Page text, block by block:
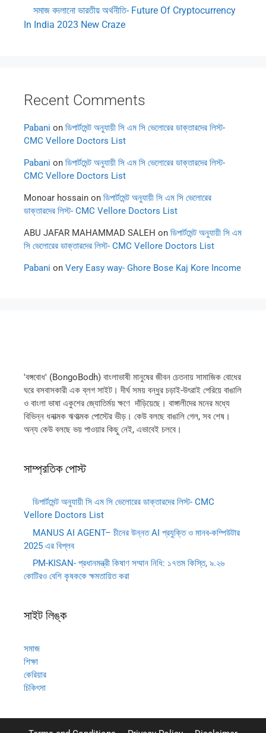
সমাজ বদলানো ভারতীয় অর্থনীতি- Future Of Cryptocurrency
In India 2023 New Craze
Recent Comments
Pabani on ডিপার্টমেন্ট অনুযায়ী সি এম সি ভেলোরের ডাক্তারদের লিস্ট-
CMC Vellore Doctors List
Pabani on ডিপার্টমেন্ট অনুযায়ী সি এম সি ভেলোরের ডাক্তারদের লিস্ট-
CMC Vellore Doctors List
Monoar hossain on ডিপার্টমেন্ট অনুযায়ী সি এম সি ভেলোরের
ডাক্তারদের লিস্ট- CMC Vellore Doctors List
ABU JAFAR MAHAMMAD SALEH on ডিপার্টমেন্ট অনুযায়ী সি এম
সি ভেলোরের ডাক্তারদের লিস্ট- CMC Vellore Doctors List
Pabani on Very Easy way- Ghore Bose Kaj Kore Income
'বঙ্গবোধ' (BongoBodh) বাংলাভাষী মানুষের জীবন চেতনায় সামাজিক বোধের
ঘরে বসবাসকারী এক ব্লগ সাইট। দীর্ঘ সময় বন্ধুর চড়াই-উৎরাই পেরিয়ে বাঙালি
ও বাংলা ভাষা একুশের জ্যোতির্ময় ক্ষণে দাঁড়িয়েছে। বাঙ্গালীদের মনের মধ্যে
বিভিন্ন ধনাত্মক ঋণাত্মক পোস্টের ভীড়। কেউ বলছে বাঙালি গেল, সব শেষ।
অন্য কেউ বলছে ভয় পাওয়ার কিছু নেই, এভাবেই চলবে।
সাম্প্রতিক পোস্ট
ডিপার্টমেন্ট অনুযায়ী সি এম সি ভেলোরের ডাক্তারদের লিস্ট- CMC
Vellore Doctors List
MANUS AI AGENT– চীনের উন্নত AI প্রযুক্তি ও মানব-কম্পিউটার
2025 এর বিপ্লব
PM-KISAN- প্রধানমন্ত্রী কিষাণ সম্মান নিধি: ১৭তম কিস্তি, ৯.২৬
কোটিরও বেশি কৃষককে ক্ষমতায়িত করা
সাইট লিঙ্ক
সমাজ
শিক্ষা
কেরিয়ার
চিকিৎসা